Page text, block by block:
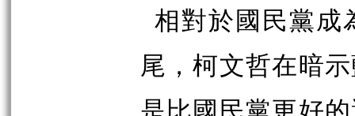
相對於國民黨成
尾，柯文哲在暗